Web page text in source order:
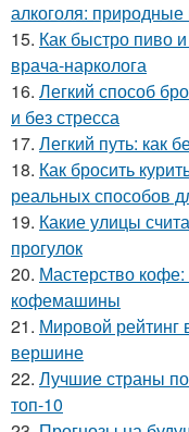
алкоголя:
15. Как быстро пиво
врача-нарколога
16. Легкий способ
и без стресса
17. Легкий путь: как
18. Как бросить
реальных способов
19. Какие улицы
прогулок
20. Мастерство
кофемашины
21. Мировой рейтинг
вершине
22. Лучшие страны
топ-10